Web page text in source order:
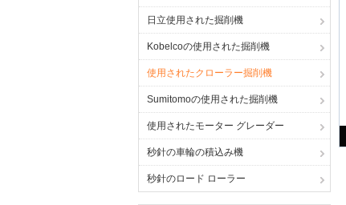
日立使用された掘削機
Kobelcoの使用された掘削機
使用されたクローラー掘削機
Sumitomoの使用された掘削機
使用されたモーター グレーダー
秒針の車輪の積込み機
秒針のロード ローラー